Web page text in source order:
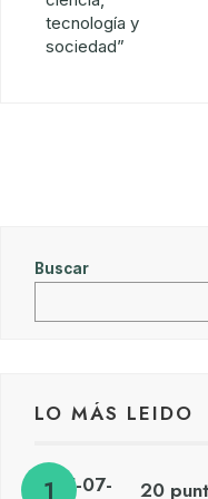
Buscar
LO MÁS LEIDO
20